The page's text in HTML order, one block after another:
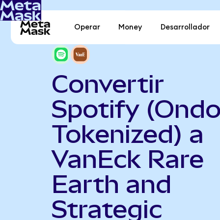
Operar Money Desarrollador
Convertir
Spotify
Tokenized) a
VanEck Rare
Earth and
Strategic